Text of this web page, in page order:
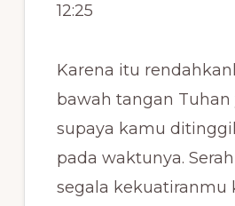
12:25
Karena itu
bawah tangan Tuhan
supaya kamu
pada waktunya.
segala kekuatiranmu